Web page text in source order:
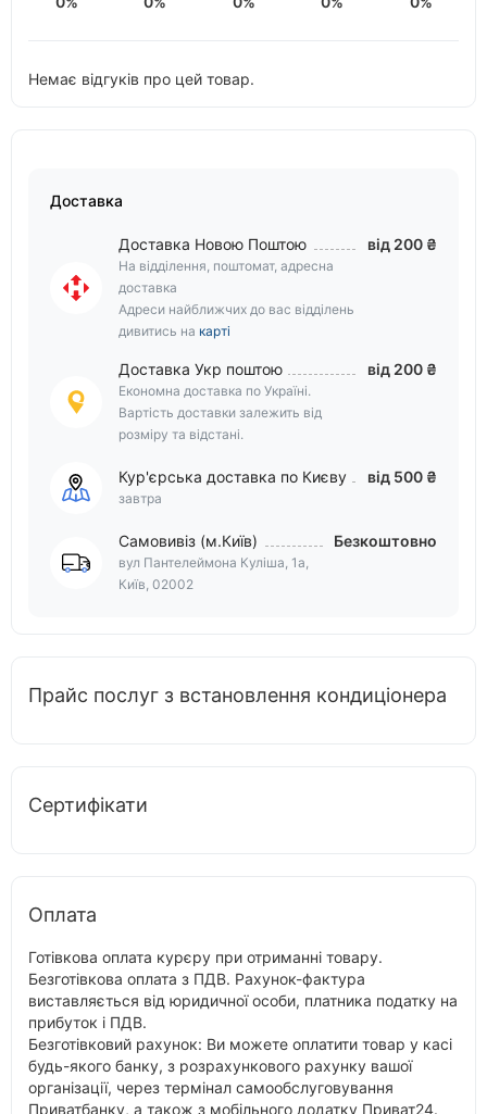
Немає відгуків про цей товар.
Доставка
Доставка Новою Поштою
На відділення, поштомат, адресна
доставка
Адреси найближчих до вас відділень
дивитись на карті
від 200 ₴
Доставка Укр поштою
Економна доставка по Україні.
Вартість доставки залежить від
розміру та відстані.
від 200 ₴
Кур'єрська доставка по Києву
завтра
від 500 ₴
Самовивіз (м.Київ)
вул Пантелеймона Куліша, 1а,
Київ, 02002
Безкоштовно
Прайс послуг з встановлення кондиціонера
Сертифікати
Оплата
Готівкова оплата курєру при отриманні товару.
Безготівкова оплата з ПДВ. Рахунок-фактура
виставляється від юридичної особи, платника податку на
прибуток і ПДВ.
Безготівковий рахунок: Ви можете оплатити товар у касі
будь-якого банку, з розрахункового рахунку вашої
організації, через термінал самообслуговування
Приватбанку, а також з мобільного додатку Приват24.